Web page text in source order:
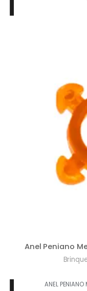
Anel Peniano
ANEL